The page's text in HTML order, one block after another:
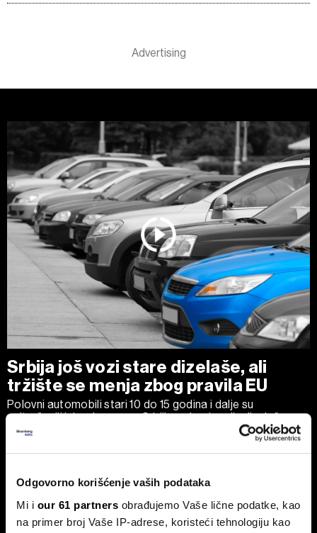
Odgovorno korišćenje vaših podataka
Mi i our 61 partners obrađujemo Vaše lične podatke, kao
na primer broj Vaše IP-adrese, koristeći tehnologiju kao
Srbija još vozi stare dizelaše, ali
tržište se menja zbog pravila EU
Polovni automobili stari 10 do 15 godina i dalje su
najtraženiji izbor kupaca u Srbiji, uz dominaciju dizelaša.